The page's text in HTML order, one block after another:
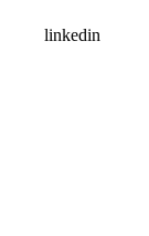
linkedin